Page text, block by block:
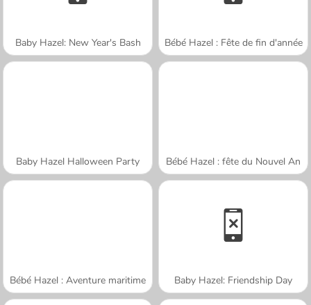
Baby Hazel: New Year's Bash Bébé Hazel : Fête de fin d'année
Baby Hazel Halloween Party Bébé Hazel : fête du Nouvel An
Bébé Hazel : Aventure maritime Baby Hazel: Friendship Day